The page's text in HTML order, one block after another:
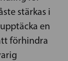
stärkas i
en
förhindra